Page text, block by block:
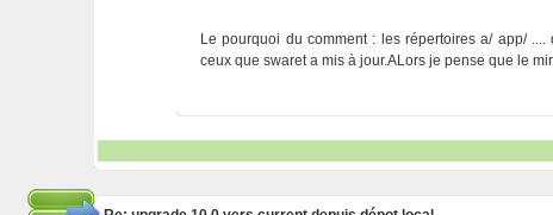
Le pourquoi du comment : les répertoires a/ app/
ceux que swaret a mis à jour.ALors je pense que le